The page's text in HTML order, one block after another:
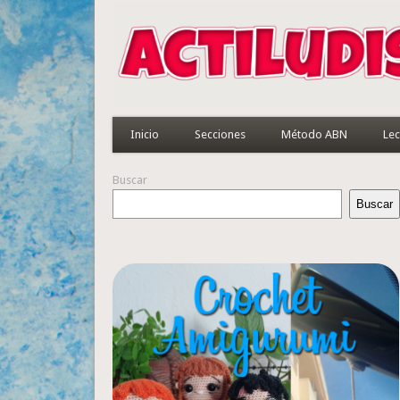
Inicio Secciones Método ABN
Buscar
Buscar